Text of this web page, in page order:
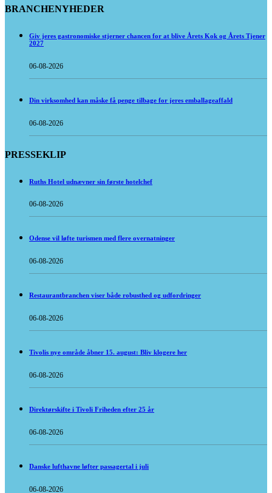
BRANCHENYHEDER
Giv jeres gastronomiske stjerner chancen for at blive Årets Kok og Årets Tjener
2027
06-08-2026
Din virksomhed kan måske få penge tilbage for jeres emballageaffald
06-08-2026
PRESSEKLIP
Ruths Hotel udnævner sin første hotelchef
06-08-2026
Odense vil løfte turismen med flere overnatninger
06-08-2026
Restaurantbranchen viser både robusthed og udfordringer
06-08-2026
Tivolis nye område åbner 15. august: Bliv klogere her
06-08-2026
Direktørskifte i Tivoli Friheden efter 25 år
06-08-2026
Danske lufthavne løfter passagertal i juli
06-08-2026